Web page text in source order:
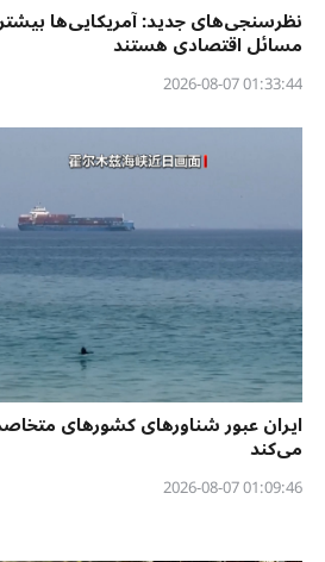
نظرسنجی‌‌های جدید: آمریکایی‌ها بیشتر
مسائل اقتصادی هستند
01:33:44 2026-08-07
ایران عبور شناورهای کشورهای
می‌کند
01:09:46 2026-08-07